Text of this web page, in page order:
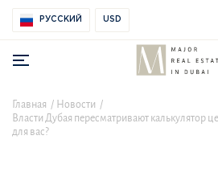
РУССКИЙ USD
Главная
Новости
Власти Дубая пересматривают калькулятор
для вас?